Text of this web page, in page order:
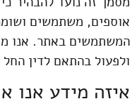
אוספים, משתמשים
המשתמשים באתר. אנו
ולפעול בהתאם לדין
איזה מידע אנו